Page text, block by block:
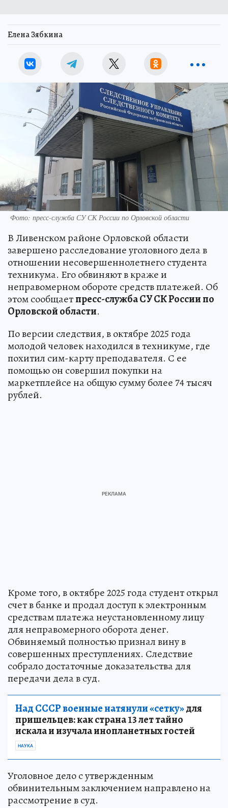
Елена Зябкина
Фото: пресс-служба СУ СК России по Орловской области
В Ливенском районе Орловской области
завершено расследование уголовного дела в
отношении несовершеннолетнего студента
техникума. Его обвиняют в краже и
неправомерном обороте средств платежей. Об
этом сообщаетпресс-служба СУ СК России по
Орловской области.
По версии следствия, в октябре 2025 года
молодой человек находился в техникуме, где
похитил сим-карту преподавателя. С ее
помощью он совершил покупки на
маркетплейсе на общую сумму более 74 тысяч
рублей.
Кроме того, в октябре 2025 года студент открыл
счет в банке и продал доступ к электронным
средствам платежа неустановленному лицу
для неправомерного оборота денег.
Обвиняемый полностью признал вину в
совершенных преступлениях. Следствие
собрало достаточные доказательства для
передачи дела в суд.
Над СССР военные натянули «сетку»для
пришельцев: как страна 13 лет тайно
искала и изучала инопланетных гостей
НАУКА
Уголовное дело с утвержденным
обвинительным заключением направлено на
рассмотрение в суд.